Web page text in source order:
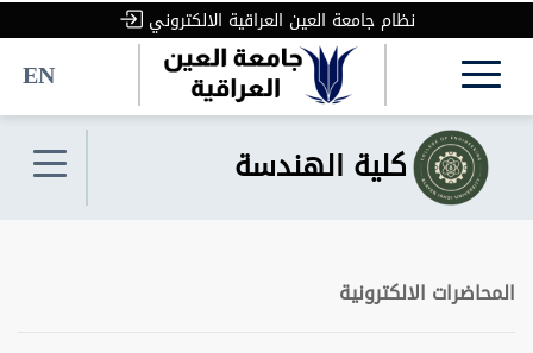
نظام جامعة العين العراقية الالكتروني
EN
كلية الهندسة
المحاضرات الالكترونية